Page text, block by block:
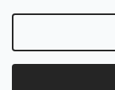
Copyright 2026